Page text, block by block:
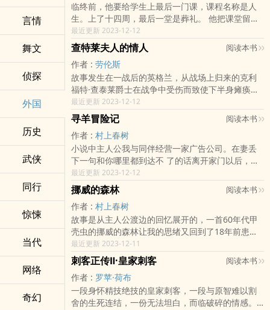
言情
舞文
侦探
外国
历史
武侠
同行
惊悚
当代
网络
奇幻
临终前，他要给学生上最后一门课，课程名称是人
生。上了十四周，最后一堂是葬礼。 他把课堂留下
了。课堂越来越大，现在延伸到了中国。我向过路
的朋友大声招呼：来，值得进去听听。 这是一个真
实的故事；年逾七旬的社会心理学教授莫里在一九
九四年罹患肌萎缩性侧索硬化，一年以后与世长
辞。作为莫里早年的得意门生，米奇在老教授缠绵
病榻的十四周里，每周二都上门与他相伴，聆听他
最后的教诲，并在他死后将老师的醒世箴言缀珠成
链，冠名《相约星期二》。
最近更新 2023-12-12
查特莱夫人的情人 阅读本书
作者 : 劳伦斯
故事发生在一战后的英格兰，从战场上归来的克利
福特·查泰莱爵士在战争中受伤而致使下半身瘫痪，
终身只能坐在轮椅上，他与新婚燕尔的妻子康妮回
到老家的庄园定居。年轻貌美而心地善良的康妮，
明知等待着自己的将是漫长孤寂的苦行僧般的日
子，却仍接受了命运的安排，甘愿留在丈夫身边。
一天康妮去找庄园的看林人米尔斯，却在无意中瞥
见了他裸露的上身，心情激荡不已，米尔斯显然也
被典雅温婉的康妮所吸引。克利福特为了家族的传
承，向康妮提出希望她能给这个家生个孩子，遭到
康妮的断然拒绝。圣诞晚会上，客人们尽情狂欢，
康妮独坐一旁，爸爸和妹妹都纷纷劝她要珍惜自己
的青春，要有自己的生活。
最近更新 2023-12-12
寻羊冒险记 阅读本书
作者 : 村上春树
小说中主人公我与同伴经营一家广告公司。在妻丢
下一句和你哪里都到达不 了的话离开家门以后，我
同一个既是出版社校对员又是‌‌‍应​召​­‎女郎同时兼做耳
朵模特的 女孩相识并且同居。不久，一个右翼巨头
的秘书限我一个月内找到一只背部带星纹的羊 。但
要在日本找一只羊谈何容易！但耳朵漂亮的女友却
一口咬定此事必定顺利，催我迅 速启程。于是我同
女友仅以一张绰号为鼠的朋友寄来的照片为线索，
开始了寻羊冒险 记。
最近更新 2023-12-12
挪威的森林 阅读本书
作者 : 村上春树
故事是从主人公渡边的回忆展开的，一首60年代甲
壳虫的挪威的森林让我的思绪又回到了18年前患有
精神病的直子和活泼坚强的绿子之间的感情纠葛。
渡边一直都徘徊在她们两个人之间，一方面念念不
忘之子缠绵的病情与柔情，一方面又难以抗拒绿子
大胆的表白和迷人的活力。最后直子自杀身亡，渡
边开始独自摸索此后的人生。
最近更新 2023-12-11
刺客正传Ⅱ·皇家刺客 阅读本书
作者 : 罗苹·荷布
一段身怀精技绝技的皇家刺客，一段与原智难以割
舍的生死连结，一份无法坦白，而临破碎的情感。